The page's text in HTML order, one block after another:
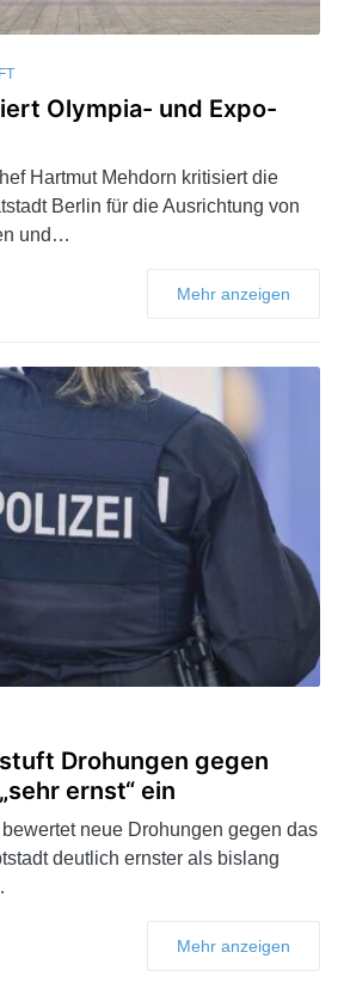
Olympia- und Expo-
Hartmut Mehdorn kritisiert die
Berlin für die Ausrichtung von
und…
Mehr anzeigen
Drohungen gegen
ernst“ ein
neue Drohungen gegen das
deutlich ernster als bislang
Mehr anzeigen